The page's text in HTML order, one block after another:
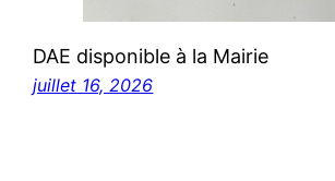
DAE disponible à la Mairie
juillet 16, 2026